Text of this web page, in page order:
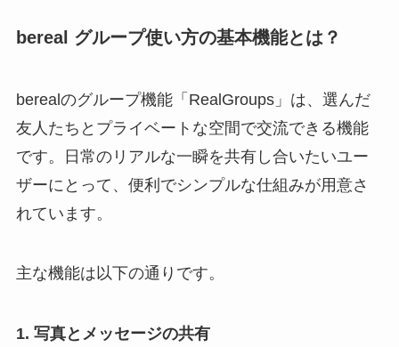
bereal グループ使い方の基本機能とは？
berealのグループ機能「RealGroups」は、選んだ
友人たちとプライベートな空間で交流できる機能
です。日常のリアルな一瞬を共有し合いたいユー
ザーにとって、便利でシンプルな仕組みが用意さ
れています。
主な機能は以下の通りです。
1. 写真とメッセージの共有